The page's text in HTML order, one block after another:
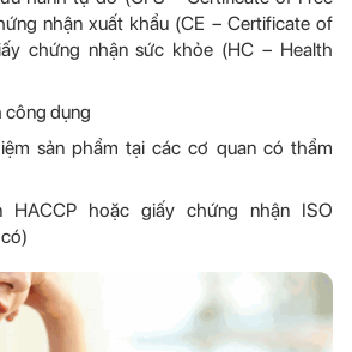
nhận xuất khẩu (CE – Certificate of
chứng nhận sức khỏe (HC – Health
công dụng
sản phẩm tại các cơ quan có thẩm
HACCP hoặc giấy chứng nhận ISO